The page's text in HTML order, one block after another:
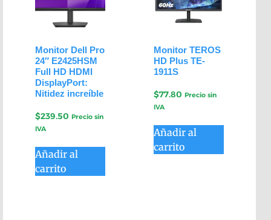
Monitor Dell Pro
24″ E2425HSM
Full HD HDMI
DisplayPort:
Nitidez increíble
$239.50 Precio sin
IVA
Añadir al
carrito
Monitor TEROS
HD Plus TE-
1911S
$77.80 Precio sin
IVA
Añadir al
carrito